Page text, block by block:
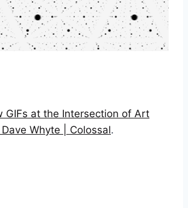
GIFs at the Intersection of Art
Whyte | Colossal.